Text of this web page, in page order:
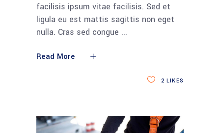
facilisis ipsum vitae facilisis. Sed et
ligula eu est mattis sagittis non eget
nulla. Cras sed congue
Read More
2 LIKES